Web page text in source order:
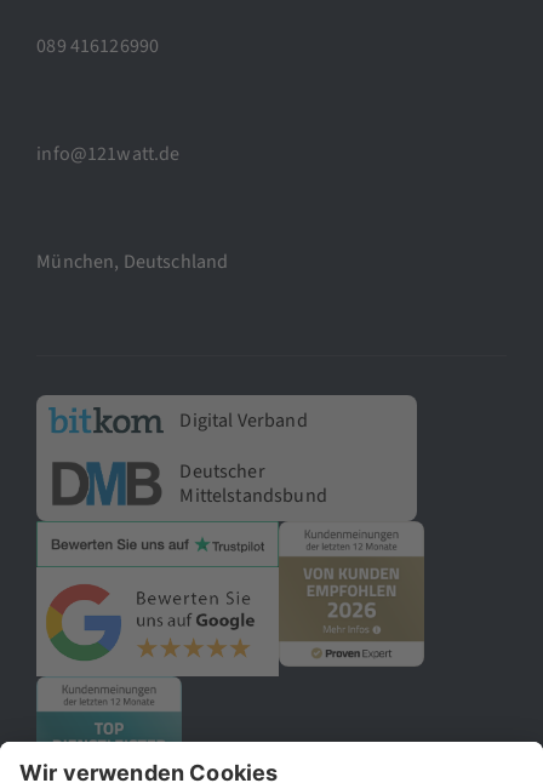
089 416126990
info@121watt.de
München, Deutschland
Digital Verband
Deutscher
Mittelstandsbund